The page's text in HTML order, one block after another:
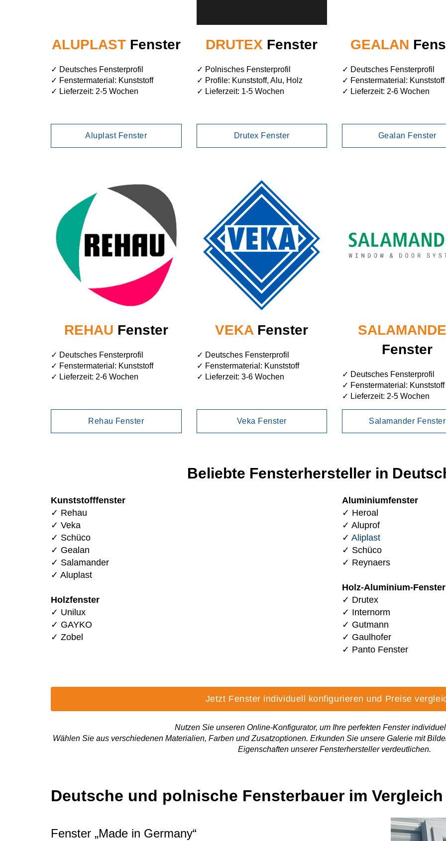
ALUPLASTFenster
✓ Deutsches Fensterprofil
✓ Fenstermaterial: Kunststoff
✓ Lieferzeit: 2-5 Wochen
Aluplast Fenster
DRUTEX Fenster
✓ Polnisches Fensterprofil
✓ Profile: Kunststoff, Alu, Holz
✓ Lieferzeit: 1-5 Wochen
Drutex Fenster
GEALAN
✓ Deutsches Fensterprofil
✓ Fenstermaterial: Kunststoff
✓ Lieferzeit: 2-6 Wochen
Gealan Fenster
REHAU Fenster
✓ Deutsches Fensterprofil
✓ Fenstermaterial: Kunststoff
✓ Lieferzeit: 2-6 Wochen
Rehau Fenster
VEKAFenster
✓ Deutsches Fensterprofil
✓ Fenstermaterial: Kunststoff
✓ Lieferzeit: 3-6 Wochen
Veka Fenster
Fenster
✓ Deutsches Fensterprofil
✓ Fenstermaterial: Kunststoff
✓ Lieferzeit: 2-5 Wochen
Salamander Fenster
Beliebte Fensterhersteller in
Kunststofffenster
✓ Rehau
✓ Veka
✓ Schüco
✓ Gealan
✓ Salamander
✓ Aluplast
Holzfenster
✓ Unilux
✓ GAYKO
✓ Zobel
Aluminiumfenster
✓ Heroal
✓ Aluprof
✓ Aliplast
✓ Schüco
✓ Reynaers
Holz-Aluminium-Fenster
✓ Drutex
✓ Internorm
✓ Gutmann
✓ Gaulhofer
✓ Panto Fenster
Jetzt Fenster individuell konfigurieren und Preise
Nutzen Sie unseren Online-Konfigurator, um Ihre perfekten Fenster
Wählen Sie aus verschiedenen Materialien, Farben und Zusatzoptionen. Erkunden Sie unsere Galerie mit
Eigenschaften unserer Fensterhersteller verdeutlichen.
Deutsche und polnische Fensterbauer im Vergleich
Fenster „Made in Germany“